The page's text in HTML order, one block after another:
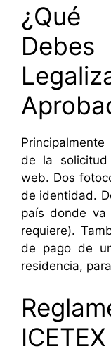
¿Qué
Debes
de la
web. Dos
de identidad.
país donde
requiere).
de pago de
residencia,
ICETEX